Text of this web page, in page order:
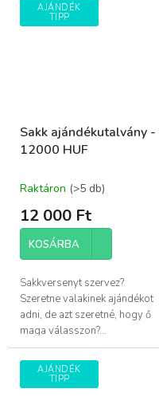
AJÁNDÉK
TIPP
Sakk ajándékutalvány -
12000 HUF
Raktáron (>5 db)
12 000 Ft
KOSÁRBA
Sakkversenyt szervez?
Szeretne valakinek ajándékot
adni, de azt szeretné, hogy ő
maga válasszon?...
AJÁNDÉK
TIPP